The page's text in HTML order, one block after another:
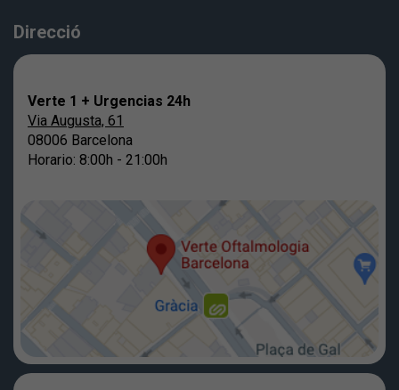
Direcció
Verte 1 + Urgencias 24h
Via Augusta, 61
08006 Barcelona
Horario: 8:00h - 21:00h